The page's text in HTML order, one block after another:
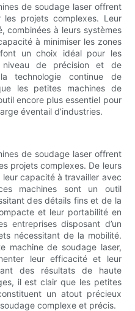
de soudage laser offrent
projets complexes. Leur
combinées à leurs systèmes
à minimiser les zones
un choix idéal pour les
de précision et de
technologie continue de
les petites machines de
encore plus essentiel pour
éventail d’industries.
de soudage laser offrent
projets complexes. De leurs
capacité à travailler avec
machines sont un outil
des détails fins et de la
et leur portabilité en
entreprises disposant d’un
nécessitant de la mobilité.
machine de soudage laser,
leur efficacité et leur
des résultats de haute
il est clair que les petites
un atout précieux
complexe et précis.